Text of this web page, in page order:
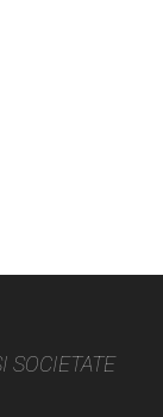
SOCIETATE